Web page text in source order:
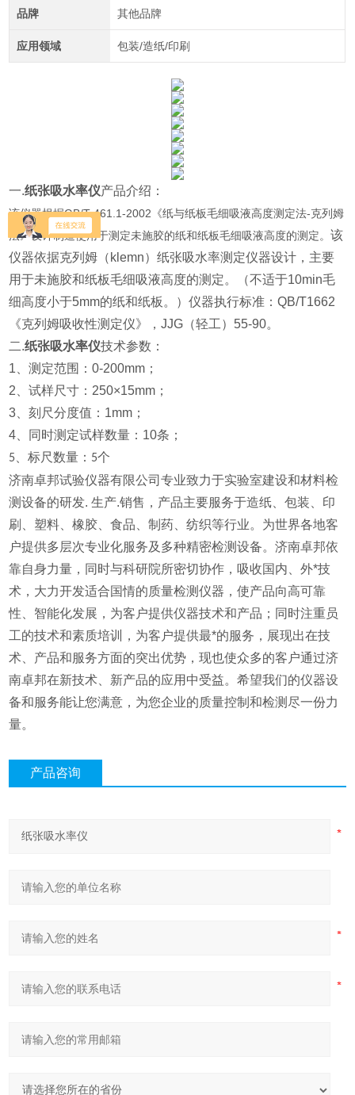
品牌 其他品牌
应用领域 包装/造纸/印刷
一.纸张吸水率仪产品介绍：
该仪器根据GB/T 461.1-2002《纸与纸板毛细吸液高度测定法-克列姆
法》设计制造使用于测定未施胶的纸和纸板毛细吸液高度的测定。该
仪器依据克列姆（klemn）纸张吸水率测定仪器设计，主要
用于未施胶和纸板毛细吸液高度的测定。（不适于10min毛
细高度小于5mm的纸和纸板。）仪器执行标准：QB/T1662
《克列姆吸收性测定仪》，JJG（轻工）55-90。
二.纸张吸水率仪技术参数：
1、测定范围：0-200mm；
2、试样尺寸：250×15mm；
3、刻尺分度值：1mm；
4 、同时测定试样数量： 10条；
5 、标尺数量： 5个
济南卓邦试验仪器有限公司专业致力于实验室建设和材料检
测设备的研发. 生产.销售，产品主要服务于造纸、包装、印
刷、塑料、橡胶、食品、制药、纺织等行业。为世界各地客
户提供多层次专业化服务及多种精密检测设备。济南卓邦依
靠自身力量，同时与科研院所密切协作，吸收国内、外*技
术，大力开发适合国情的质量检测仪器，使产品向高可靠
性、智能化发展，为客户提供仪器技术和产品；同时注重员
工的技术和素质培训，为客户提供最*的服务，展现出在技
术、产品和服务方面的突出优势，现也使众多的客户通过济
南卓邦在新技术、新产品的应用中受益。希望我们的仪器设
备和服务能让您满意，为您企业的质量控制和检测尽一份力
量。
产品咨询